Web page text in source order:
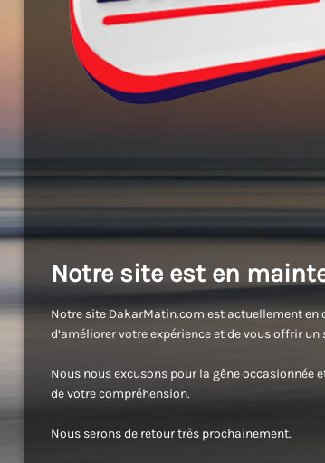
Notre site est en
Notre site DakarMatin.com est actuellement en
d’améliorer votre expérience et de vous offrir
Nous nous excusons pour la gêne occasionnée
de votre compréhension.
Nous serons de retour très prochainement.